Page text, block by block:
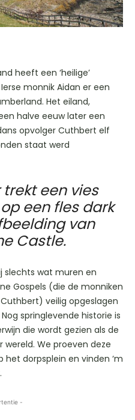
heeft een ‘heilige’
monnik Aidan er een
Het eiland,
halve eeuw later een
opvolger Cuthbert elf
staat werd
een vies
een fles dark
van
Castle.
slechts wat muren en
Gospels (die de monniken
veilig opgeslagen
springlevende historie is
die wordt gezien als de
We proeven deze
het dorpsplein en vinden ‘m
-